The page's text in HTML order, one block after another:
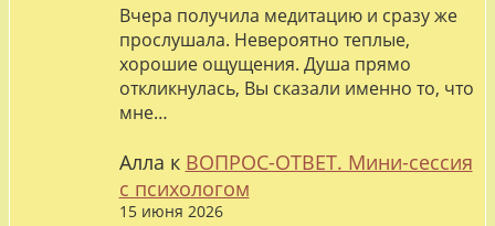
Вчера получила медитацию и сразу же
прослушала. Невероятно теплые,
хорошие ощущения. Душа прямо
откликнулась, Вы сказали именно то, что
мне…
Алла к ВОПРОС-ОТВЕТ. Мини-сессия
с психологом
15 июня 2026